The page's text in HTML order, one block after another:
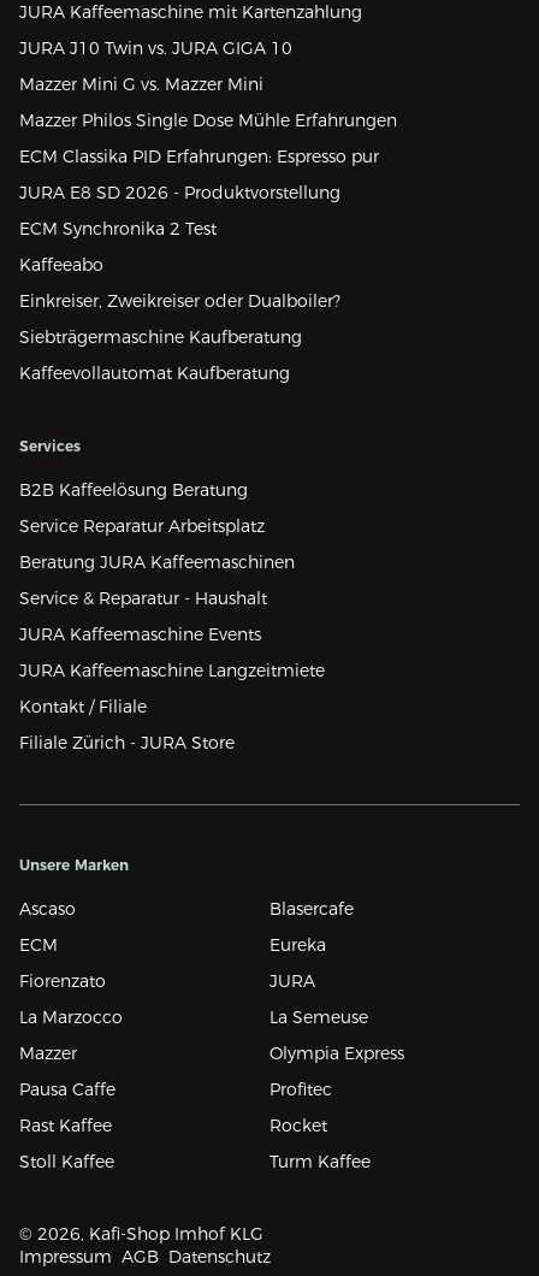
JURA Kaffeemaschine mit Kartenzahlung
JURA J10 Twin vs. JURA GIGA 10
Mazzer Mini G vs. Mazzer Mini
Mazzer Philos Single Dose Mühle Erfahrungen
ECM Classika PID Erfahrungen: Espresso pur
JURA E8 SD 2026 - Produktvorstellung
ECM Synchronika 2 Test
Kaffeeabo
Einkreiser, Zweikreiser oder Dualboiler?
Siebträgermaschine Kaufberatung
Kaffeevollautomat Kaufberatung
Services
B2B Kaffeelösung Beratung
Service Reparatur Arbeitsplatz
Beratung JURA Kaffeemaschinen
Service & Reparatur - Haushalt
JURA Kaffeemaschine Events
JURA Kaffeemaschine Langzeitmiete
Kontakt / Filiale
Filiale Zürich - JURA Store
Unsere Marken
Ascaso
Blasercafe
ECM
Eureka
Fiorenzato
JURA
La Marzocco
La Semeuse
Mazzer
Olympia Express
Pausa Caffe
Profitec
Rast Kaffee
Rocket
Stoll Kaffee
Turm Kaffee
© 2026, Kafi-Shop Imhof KLG
Impressum AGB Datenschutz